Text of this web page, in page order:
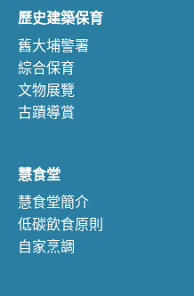
歷史建築保育
舊大埔警署
綜合保育
文物展覽
古蹟導賞
慧食堂
慧食堂簡介
低碳飲食原則
自家烹調